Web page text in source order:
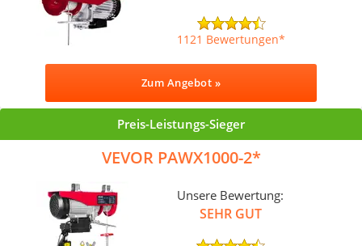
1121 Bewertungen
Zum Angebot »
Preis-Leistungs-Sieger
VEVOR PAWX1000-2
Unsere Bewertung:
SEHR GUT